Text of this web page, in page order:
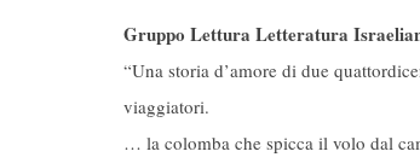
Gruppo Lettura Letteratura
“Una storia d’amore di due
viaggiatori.
… la colomba che spicca il volo dal